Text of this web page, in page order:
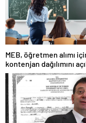
MEB, öğretmen alımı
kontenjan dağılımını